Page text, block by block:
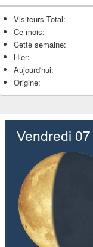
Visiteurs Total:
Ce mois:
Cette semaine:
Hier:
Aujourd'hui:
Origine: